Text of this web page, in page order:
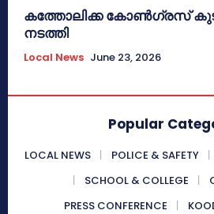
കത്തോലിക്ക കോൺഗ്രസ്
നടത്തി
Local News June 23, 2026
Popular
LOCAL NEWS POLICE & SAFETY
SCHOOL & COLLEGE
PRESS CONFERENCE